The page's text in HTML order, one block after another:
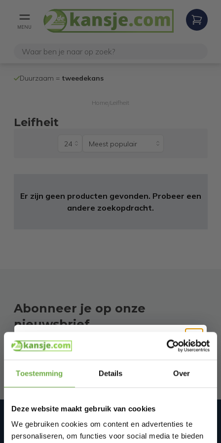
Toestemming Details Over
Deze website maakt gebruik van cookies
We gebruiken cookies om content en advertenties te
personaliseren, om functies voor social media te bieden
MENU
Duurzaam = tweedekans
Home Leifheit
Leifheit
Er zijn geen producten gevonden. Probeer een
andere zoekopdracht.
Abonneer je op onze
nieuwsbrief
Blijf op de hoogte van onze laatste acties!
2dekansje.com Tweedekans,
internetretouren & restvoorraad
We zijn op werkdagen van 10:00-17:00 via WhatsApp
Schrijf je in en ontvang
Bij 2dekansje.com profiteer je van
kortingen tot wel 70%.